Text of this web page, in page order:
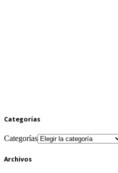
Categorías
Categorías
Archivos